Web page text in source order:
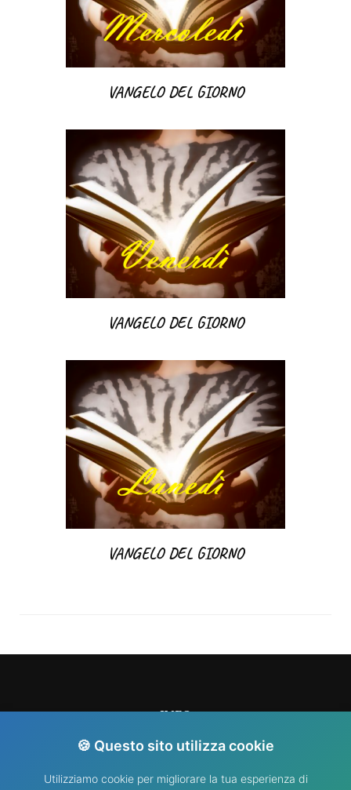
VANGELO DEL GIORNO
VANGELO DEL GIORNO
VANGELO DEL GIORNO
INFO
🍪 Questo sito utilizza cookie
Utilizziamo cookie per migliorare la tua esperienza di